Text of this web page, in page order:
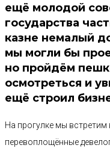
ещё молодой
государства
казне немалый
мы могли бы
но пройдём
осмотреться и
ещё строил
На прогулке мы
перевоплощённые